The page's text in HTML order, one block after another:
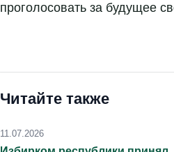
проголосовать за будущее
Читайте также
11.07.2026